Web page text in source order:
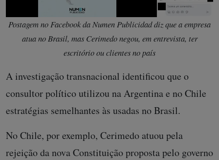
Postagem no Facebook da Numen Publicidad diz que a empresa
atua no Brasil, mas Cerimedo negou, em entrevista, ter
escritório ou clientes no país
A investigação transnacional identificou que o
consultor político utilizou na Argentina e no Chile
estratégias semelhantes às usadas no Brasil.
No Chile, por exemplo, Cerimedo atuou pela
rejeição da nova Constituição proposta pelo governo